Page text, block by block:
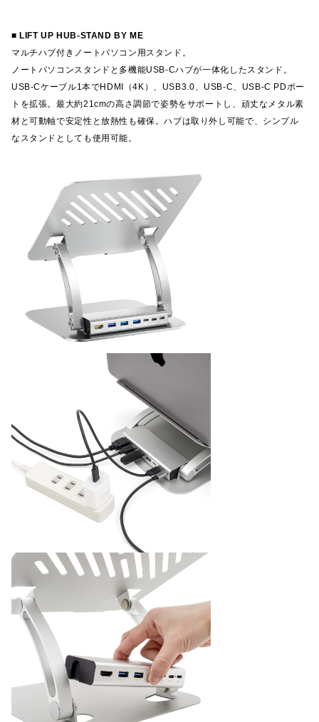
■ LIFT UP HUB-STAND BY ME
マルチハブ付きノートパソコン用スタンド。
ノートパソコンスタンドと多機能USB-Cハブが一体化したスタンド。
USB-Cケーブル1本でHDMI（4K）、USB3.0、USB-C、USB-C PDポー
トを拡張。最大約21cmの高さ調節で姿勢をサポートし、頑丈なメタル素
材と可動軸で安定性と放熱性も確保。ハブは取り外し可能で、シンプル
なスタンドとしても使用可能。